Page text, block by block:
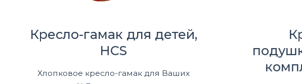
Кресло-гамак для детей,
HCS
Хлопковое кресло-гамак для Ваших